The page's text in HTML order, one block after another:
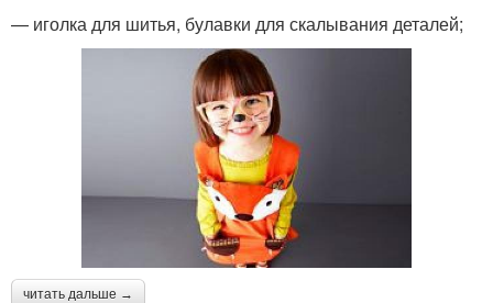
— иголка для шитья, булавки для скалывания деталей;
читать дальше →